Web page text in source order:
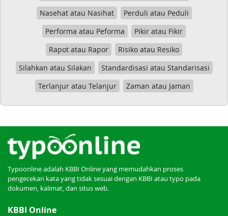
Nasehat atau Nasihat
Perduli atau Peduli
Performa atau Peforma
Pikir atau Fikir
Rapot atau Rapor
Risiko atau Resiko
Silahkan atau Silakan
Standardisasi atau Standarisasi
Terlanjur atau Telanjur
Zaman atau Jaman
Typoonline adalah KBBI Online yang memudahkan proses
pengecekan kata yang tidak sesuai dengan KBBI atau typo pada
dokumen, kalimat, dan situs web.
KBBI Online